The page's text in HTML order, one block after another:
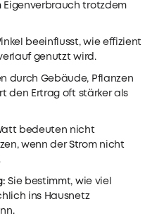
Eigenverbrauch trotzdem
beeinflusst, wie effizient
genutzt wird.
durch Gebäude, Pflanzen
den Ertrag oft stärker als
bedeuten nicht
wenn der Strom nicht
Sie bestimmt, wie viel
ins Hausnetz